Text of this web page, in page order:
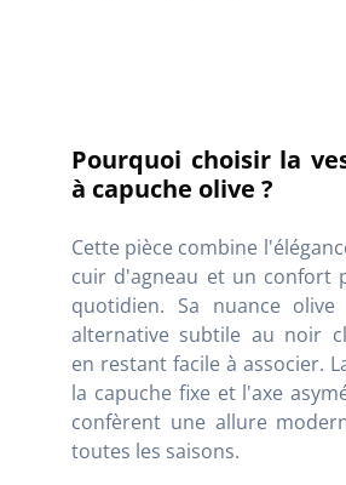
Pourquoi choisir la
à capuche olive ?
Cette pièce combine
cuir d'agneau et un confort
quotidien. Sa nuance
alternative subtile au noir
en restant facile à associer.
la capuche fixe et l'axe
confèrent une allure
toutes les saisons.